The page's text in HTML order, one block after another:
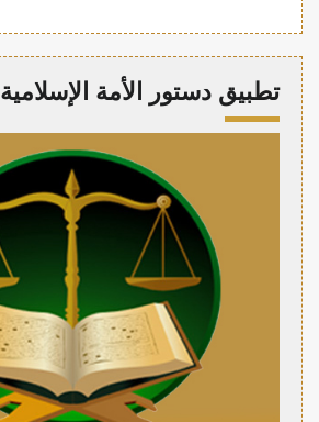
تطبيق دستور الأمة الإسلامية